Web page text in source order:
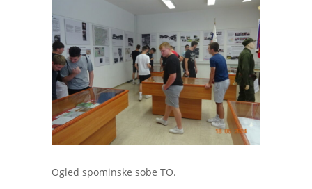
Ogled spominske sobe TO.